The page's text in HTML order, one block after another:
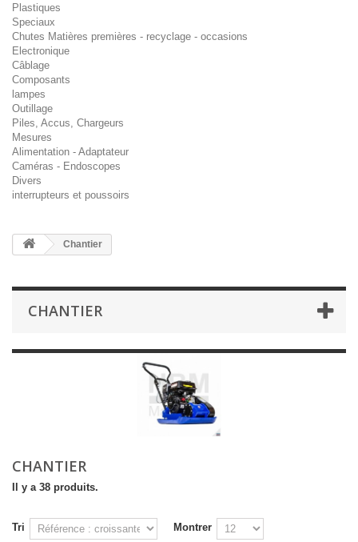
Plastiques
Speciaux
Chutes Matières premières - recyclage - occasions
Electronique
Câblage
Composants
lampes
Outillage
Piles, Accus, Chargeurs
Mesures
Alimentation - Adaptateur
Caméras - Endoscopes
Divers
interrupteurs et poussoirs
Chantier
CHANTIER
CHANTIER
Il y a 38 produits.
Tri
Montrer